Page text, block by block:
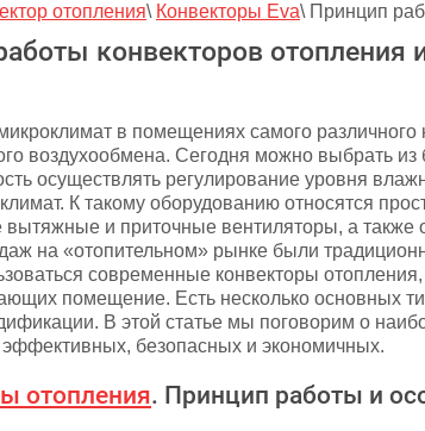
отопления\ Конвекторы Eva\ Принцип
конвекторов отопления
в помещениях самого
воздухообмена. Сегодня можно выбрать
осуществлять регулирование уровня
К такому оборудованию относятся
и приточные вентиляторы, а также
на «отопительном» рынке были
современные конвекторы
помещение. Есть несколько основных
В этой статье мы поговорим о
эффективных, безопасных и экономичных.
отопления. Принцип работы и